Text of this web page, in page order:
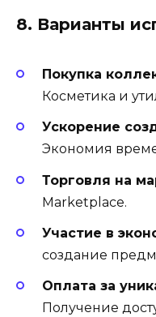
8. Варианты
Покупка
Косметика и
Ускорение
Экономия
Торговля на
Marketplace.
Участие в
создание
Оплата за
Получение